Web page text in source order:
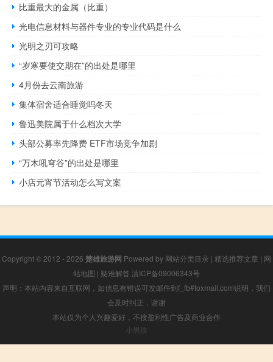
比重最大的金属（比重）
光电信息材料与器件专业的专业代码是什么
光明之刃可攻略
“岁寒要使交期在”的出处是哪里
4月份去云南旅游
集体宿舍适合睡觉吗冬天
鲁迅美院属于什么档次大学
头部公募率先降费 ETF市场竞争加剧
“万木吼穹谷”的出处是哪里
小店元宵节活动怎么写文案
Copyright © 2012 - 2026 楚雄旅游网 Powered by 网站分类目录 | 精选推荐文章 | 网
站地图 | 疑难解答 滇ICP备09006343号
声明：本站内容来自互联网，如信息有错误可发邮件到f_fb#foxmail.com说明，我们
会及时纠正，谢谢
本站仅为个人兴趣爱好，不接盈利性广告及商业合作
小男孩